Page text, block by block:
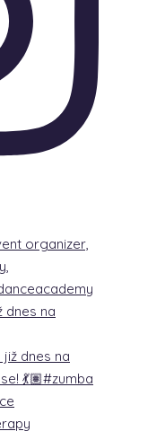
organizer,
dnes na